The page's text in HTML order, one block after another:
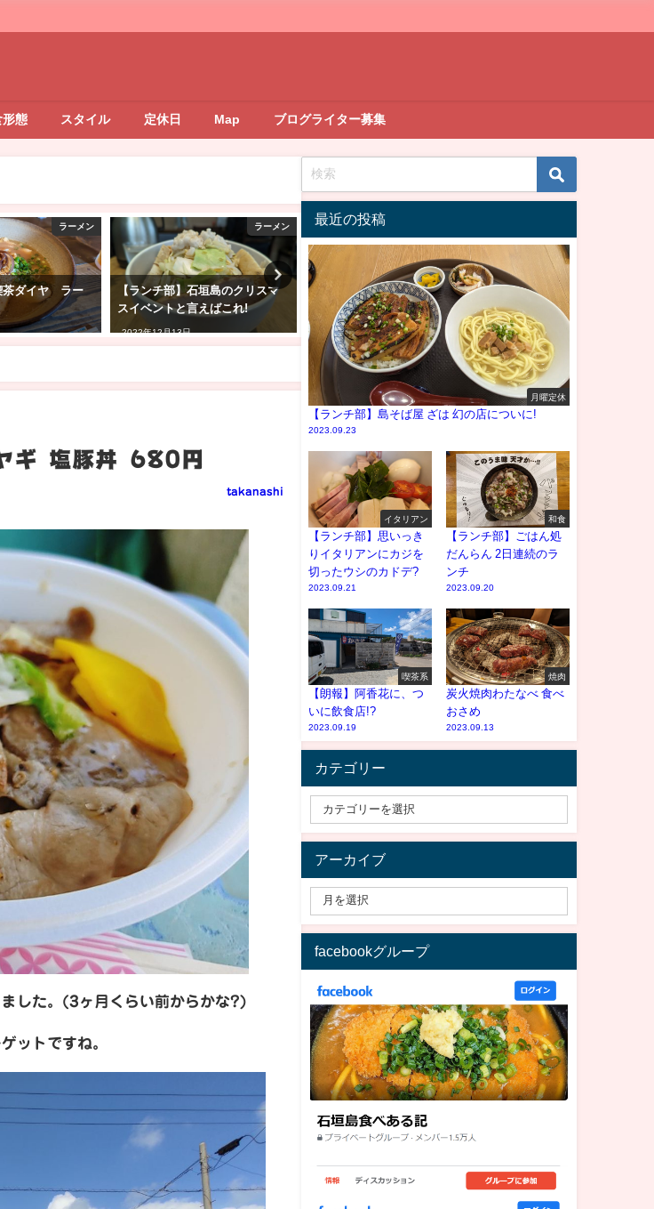
形態 スタイル 定休日 Map ブログライター募集
ラーメン
茶ダイヤ ラー
ラーメン
【ランチ部】石垣島のクリスマ
スイベントと言えばこれ!
2022年12月13日
【ランチ部】焼肉石垣島 大昌園
ハンバーグ定食 1,000円
2023年2月1日
【ランチ部】天ぷら兼久商
天定食 1,300円
2023年1月24日
ギ 塩豚丼 680円
takanashi
した。(3ヶ月くらい前からかな?)
ットですね。
最近の投稿
月曜定休
【ランチ部】島そば屋 ざは 幻の店についに!
2023.09.23
イタリアン
【ランチ部】思いっき
りイタリアンにカジを
切ったウシのカドデ?
2023.09.21
和食
【ランチ部】ごはん処
だんらん 2日連続のラ
ンチ
2023.09.20
喫茶系
【朗報】阿香花に、つ
いに飲食店!?
2023.09.19
焼肉
炭火焼肉わたなべ 食べ
おさめ
2023.09.13
カテゴリー
アーカイブ
facebookグループ